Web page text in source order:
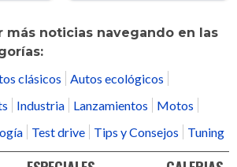
más noticias navegando en las
clásicos
Autos ecológicos
Industria Lanzamientos
Motos
Test drive Tips y Consejos Tuning